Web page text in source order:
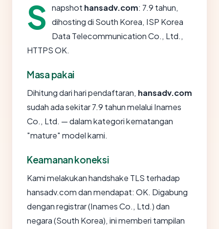
S napshot hansadv.com: 7.9 tahun,
dihosting di South Korea, ISP Korea
Data Telecommunication Co., Ltd.,
HTTPS OK.
Masa pakai
Dihitung dari hari pendaftaran, hansadv.com
sudah ada sekitar 7.9 tahun melalui Inames
Co., Ltd. — dalam kategori kematangan
"mature" model kami.
Keamanan koneksi
Kami melakukan handshake TLS terhadap
hansadv.com dan mendapat: OK. Digabung
dengan registrar (Inames Co., Ltd.) dan
negara (South Korea), ini memberi tampilan